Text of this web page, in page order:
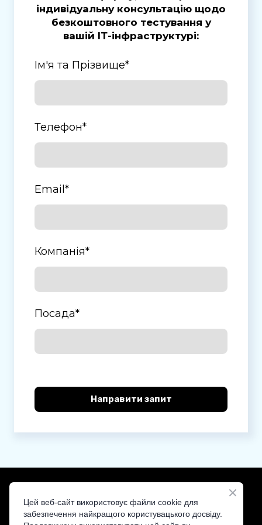
● матеріали, готові для використання під час аудиту.
індивідуальну консультацію щодо
безкоштовного тестування у
вашій ІТ-інфраструктурі:
Ім'я та Прізвище*
Телефон*
Email*
Компанія*
Посада*
Направити запит
Цей веб-сайт використовує файли cookie для
забезпечення найкращого користувацького досвіду.